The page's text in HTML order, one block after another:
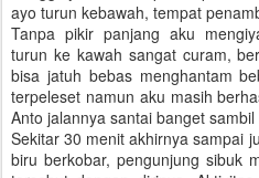
ayo turun kebawah, tempat
Tanpa pikir panjang aku
turun ke kawah sangat curam,
bisa jatuh bebas menghantam
terpeleset namun aku masih
Anto jalannya santai banget
Sekitar 30 menit akhirnya sampai
biru berkobar, pengunjung sibuk